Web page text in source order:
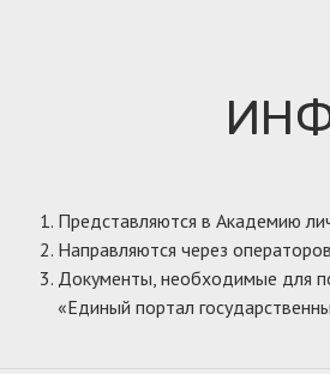
Представляются в Академию
Направляются через
Документы, необходимые для
«Единый портал